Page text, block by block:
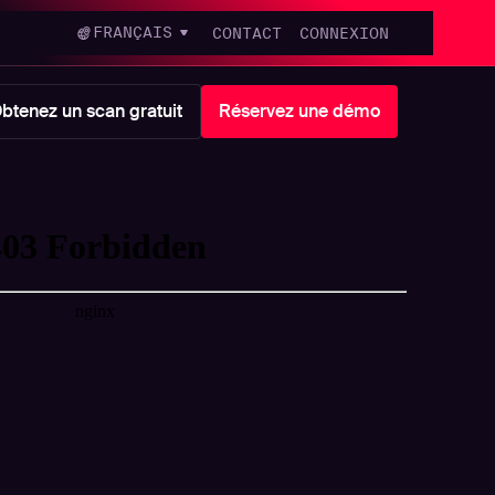
FRANÇAIS CONTACT CONNEXION
un scan gratuit Réservez une démo